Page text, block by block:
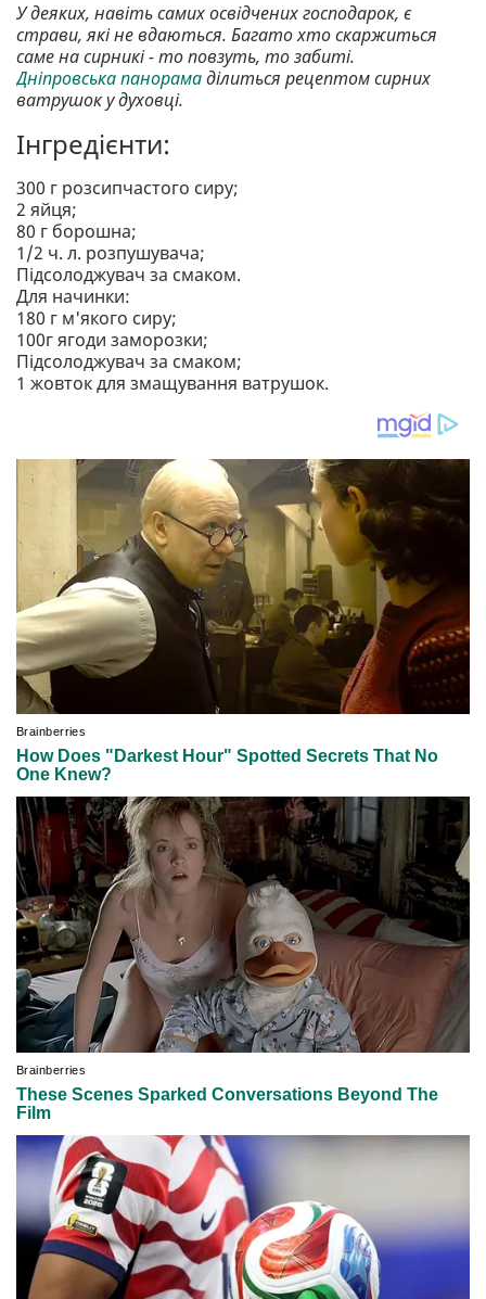
У деяких, навіть самих освідчених господарок, є
страви, які не вдаються. Багато хто скаржиться
саме на сирникі - то повзуть, то забиті.
Дніпровська панорамаділиться рецептом сирних
ватрушок у духовці.
Інгредієнти:
300 г розсипчастого сиру;
2 яйця;
80 г борошна;
1/2 ч. л. розпушувача;
Підсолоджувач за смаком.
Для начинки:
180 г м'якого сиру;
100г ягоди заморозки;
Підсолоджувач за смаком;
1 жовток для змащування ватрушок.